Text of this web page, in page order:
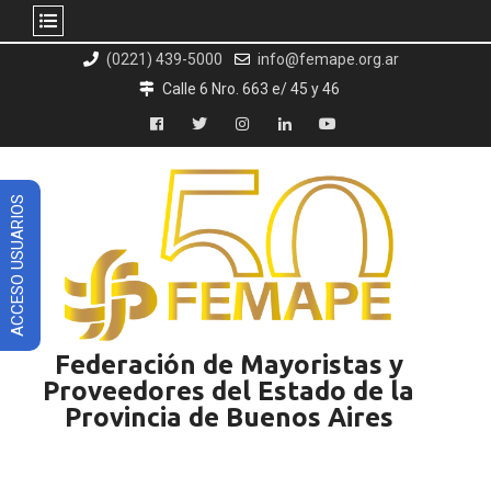
(0221) 439-5000
info@femape.org.ar
Calle 6 Nro. 663 e/ 45 y 46
Facebook
TwitterInstagramLinkedInYouTube
Federación de Mayoristas y
Proveedores del Estado de la
Provincia de Buenos Aires
ACCESO USUARIOS